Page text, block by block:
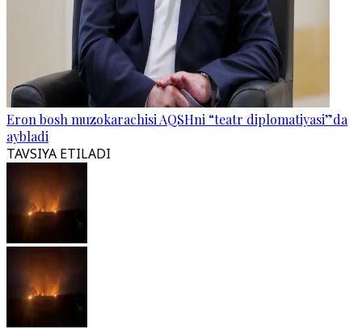
Eron bosh muzokarachisi AQSHni “teatr diplomatiyasi”da
aybladi
TAVSIYA ETILADI